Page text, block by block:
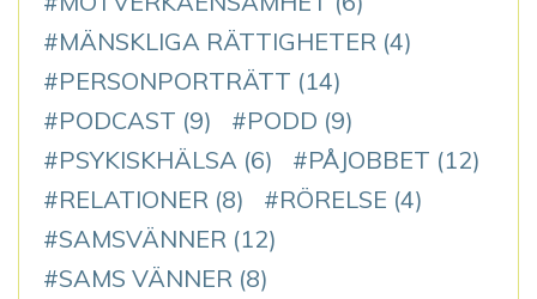
MÄNSKLIGA RÄTTIGHETER (4)
PERSONPORTRÄTT (14)
PODCAST (9) PODD (9)
PSYKISKHÄLSA (6) PÅJOBBET (12)
RELATIONER (8) RÖRELSE (4)
SAMSVÄNNER (12)
SAMS VÄNNER (8)